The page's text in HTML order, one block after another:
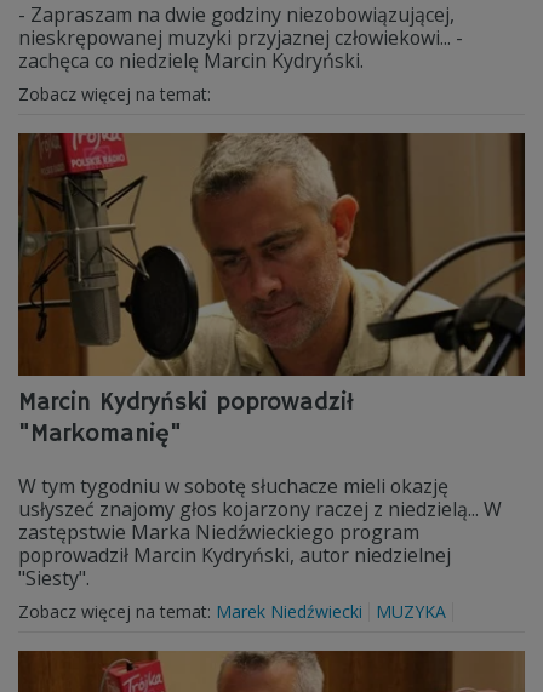
- Zapraszam na dwie godziny niezobowiązującej,
nieskrępowanej muzyki przyjaznej człowiekowi... -
zachęca co niedzielę Marcin Kydryński.
Zobacz więcej na temat:
Marcin Kydryński poprowadził
"Markomanię"
W tym tygodniu w sobotę słuchacze mieli okazję
usłyszeć znajomy głos kojarzony raczej z niedzielą... W
zastępstwie Marka Niedźwieckiego program
poprowadził Marcin Kydryński, autor niedzielnej
"Siesty".
Zobacz więcej na temat: Marek Niedźwiecki MUZYKA